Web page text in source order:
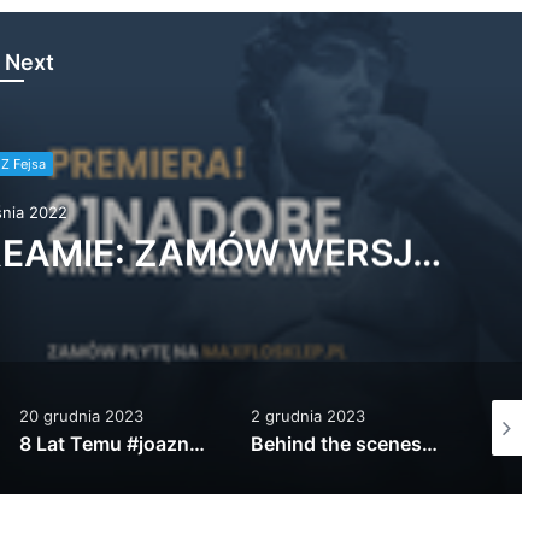
Next
Fejsa
2022
SPRAWDŹ ALBUM W STREAMIE: ZAMÓW WERSJ…
20 grudnia 2023
8 Lat Temu #joaznupia Nowy Sztigar Nad…
2 grudnia 2023
Behind the scenes…. z planu klipu Kała…
20